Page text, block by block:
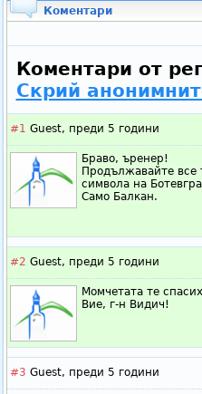
Коментари
Коментари от
Скрий
#1 Guest, преди 5 години
Браво, ъренер!
Продължавайте все
символа на
Само Балкан.
#2 Guest, преди 5 години
Момчетата те
Вие, г-н Видич!
#3 Guest, преди 5 години